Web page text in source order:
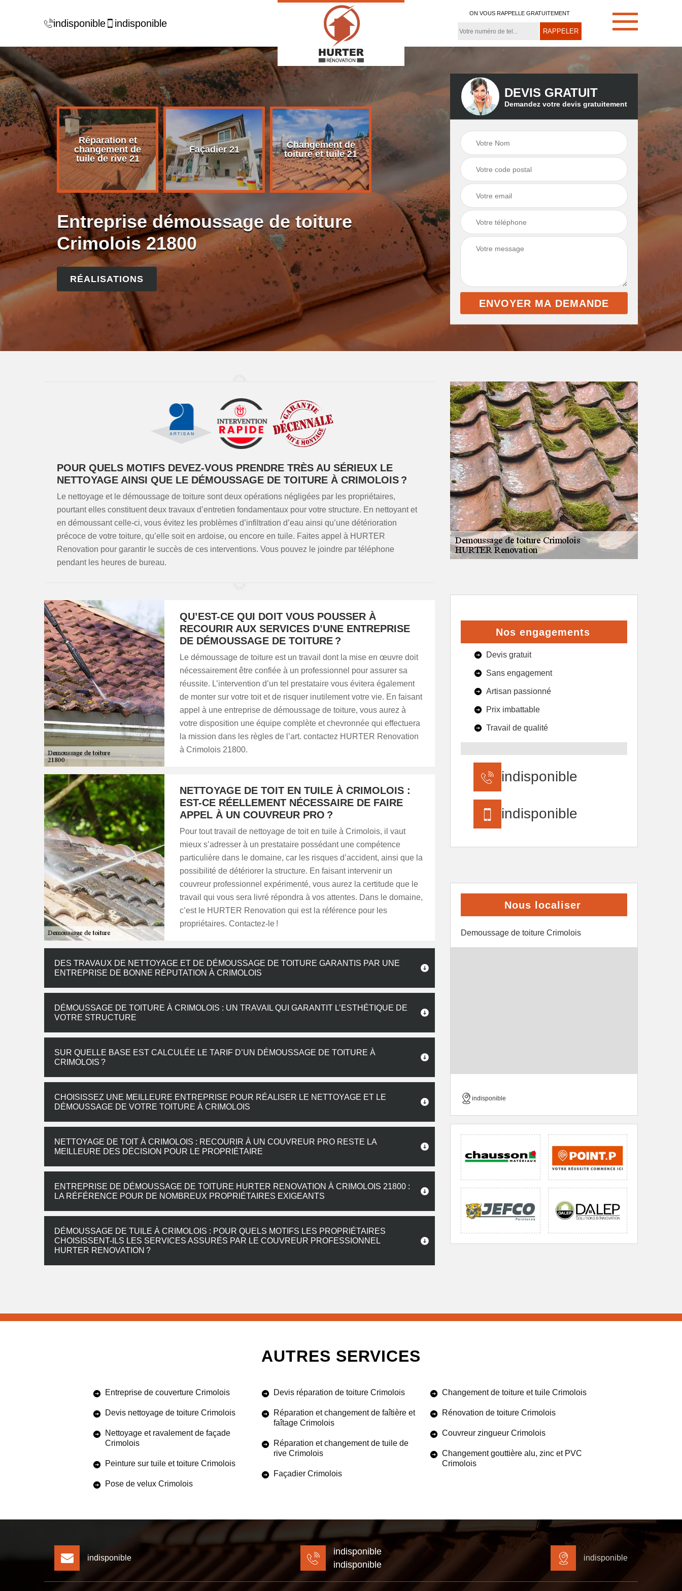
indisponible indisponible
ON VOUS RAPPELLE GRATUITEMENT
de
21
Réparation et
changement de
tuile de rive 21
Façadier 21
Changement de
toiture et tuile 21
Démoussage de
toiture 21
Couvreur zingueur
Entreprise démoussage de toiture
Crimolois 21800
RÉALISATIONS
DEVIS GRATUIT
Demandez votre devis gratuitement
POUR QUELS MOTIFS DEVEZ-VOUS PRENDRE TRÈS AU SÉRIEUX LE
NETTOYAGE AINSI QUE LE DÉMOUSSAGE DE TOITURE À CRIMOLOIS ?
Le nettoyage et le démoussage de toiture sont deux opérations négligées par les propriétaires,
pourtant elles constituent deux travaux d’entretien fondamentaux pour votre structure. En nettoyant et
en démoussant celle-ci, vous évitez les problèmes d’infiltration d’eau ainsi qu’une détérioration
précoce de votre toiture, qu’elle soit en ardoise, ou encore en tuile. Faites appel à HURTER
Renovation pour garantir le succès de ces interventions. Vous pouvez le joindre par téléphone
pendant les heures de bureau.
QU’EST-CE QUI DOIT VOUS POUSSER À
RECOURIR AUX SERVICES D’UNE ENTREPRISE
DE DÉMOUSSAGE DE TOITURE ?
Le démoussage de toiture est un travail dont la mise en œuvre doit
nécessairement être confiée à un professionnel pour assurer sa
réussite. L’intervention d’un tel prestataire vous évitera également
de monter sur votre toit et de risquer inutilement votre vie. En faisant
appel à une entreprise de démoussage de toiture, vous aurez à
votre disposition une équipe complète et chevronnée qui effectuera
la mission dans les règles de l’art. contactez HURTER Renovation
à Crimolois 21800.
NETTOYAGE DE TOIT EN TUILE À CRIMOLOIS :
EST-CE RÉELLEMENT NÉCESSAIRE DE FAIRE
APPEL À UN COUVREUR PRO ?
Pour tout travail de nettoyage de toit en tuile à Crimolois, il vaut
mieux s’adresser à un prestataire possédant une compétence
particulière dans le domaine, car les risques d’accident, ainsi que la
possibilité de détériorer la structure. En faisant intervenir un
couvreur professionnel expérimenté, vous aurez la certitude que le
travail qui vous sera livré répondra à vos attentes. Dans le domaine,
c’est le HURTER Renovation qui est la référence pour les
propriétaires. Contactez-le !
DES TRAVAUX DE NETTOYAGE ET DE DÉMOUSSAGE DE TOITURE GARANTIS PAR UNE
ENTREPRISE DE BONNE RÉPUTATION À CRIMOLOIS
DÉMOUSSAGE DE TOITURE À CRIMOLOIS : UN TRAVAIL QUI GARANTIT L’ESTHÉTIQUE DE
VOTRE STRUCTURE
SUR QUELLE BASE EST CALCULÉE LE TARIF D’UN DÉMOUSSAGE DE TOITURE À
CRIMOLOIS ?
CHOISISSEZ UNE MEILLEURE ENTREPRISE POUR RÉALISER LE NETTOYAGE ET LE
DÉMOUSSAGE DE VOTRE TOITURE À CRIMOLOIS
NETTOYAGE DE TOIT À CRIMOLOIS : RECOURIR À UN COUVREUR PRO RESTE LA
MEILLEURE DES DÉCISION POUR LE PROPRIÉTAIRE
ENTREPRISE DE DÉMOUSSAGE DE TOITURE HURTER RENOVATION À CRIMOLOIS 21800 :
LA RÉFÉRENCE POUR DE NOMBREUX PROPRIÉTAIRES EXIGEANTS
DÉMOUSSAGE DE TUILE À CRIMOLOIS : POUR QUELS MOTIFS LES PROPRIÉTAIRES
CHOISISSENT-ILS LES SERVICES ASSURÉS PAR LE COUVREUR PROFESSIONNEL
HURTER RENOVATION ?
Nos engagements
Devis gratuit
Sans engagement
Artisan passionné
Prix imbattable
Travail de qualité
indisponible
indisponible
Nous localiser
Demoussage de toiture Crimolois
indisponible
AUTRES SERVICES
Entreprise de couverture Crimolois
Devis nettoyage de toiture Crimolois
Nettoyage et ravalement de façade
Crimolois
Peinture sur tuile et toiture Crimolois
Pose de velux Crimolois
Devis réparation de toiture Crimolois
Réparation et changement de faîtière et
faîtage Crimolois
Réparation et changement de tuile de
rive Crimolois
Façadier Crimolois
Changement de toiture et tuile Crimolois
Rénovation de toiture Crimolois
Couvreur zingueur Crimolois
Changement gouttière alu, zinc et PVC
Crimolois
indisponible
indisponible
indisponible
indisponible